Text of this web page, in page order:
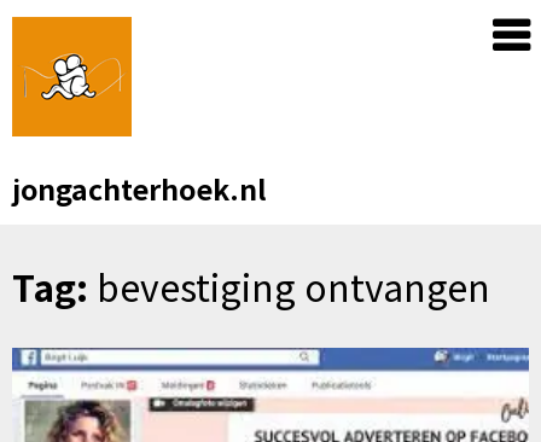
Skip
content
jongachterhoek.nl
Tag: bevestiging ontvangen